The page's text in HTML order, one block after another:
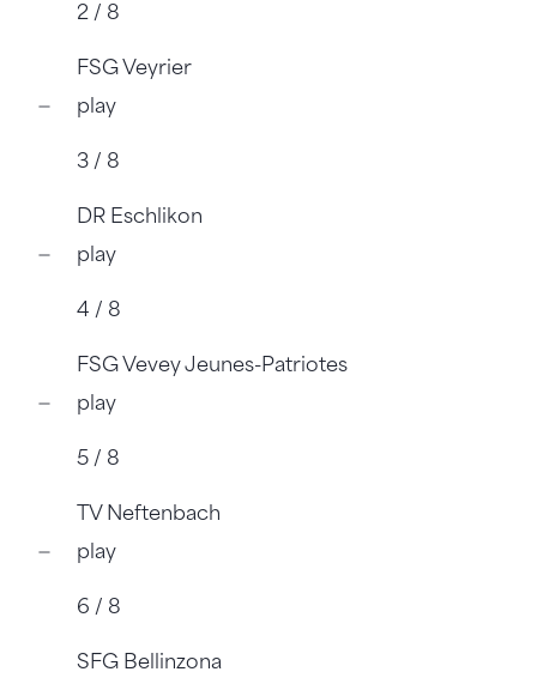
2 / 8
FSG Veyrier
play
3 / 8
DR Eschlikon
play
4 / 8
FSG Vevey Jeunes-Patriotes
play
5 / 8
TV Neftenbach
play
6 / 8
SFG Bellinzona